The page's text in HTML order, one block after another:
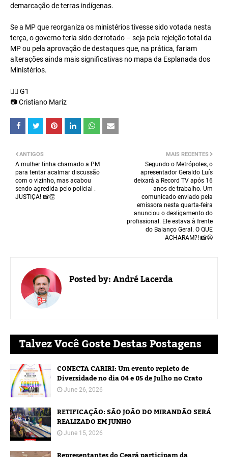
demarcação de terras indígenas.
Se a MP que reorganiza os ministérios tivesse sido votada nesta
terça, o governo teria sido derrotado – seja pela rejeição total da
MP ou pela aprovação de destaques que, na prática, fariam
alterações ainda mais significativas no mapa da Esplanada dos
Ministérios.
✍🏼 G1
📷 Cristiano Mariz
MAIS RECENTES
Segundo o Metrópoles, o
apresentador Geraldo Luís
deixará a Record TV após 16
anos de trabalho. Um
comunicado enviado pela
emissora nesta quarta-feira
anunciou o desligamento do
profissional. Ele estava à frente
do Balanço Geral. O QUE
ACHARAM?! 📸😬
ANTIGOS
A mulher tinha chamado a PM
para tentar acalmar discussão
com o vizinho, mas acabou
sendo agredida pelo policial .
JUSTIÇA! 📸👏
Posted by:André Lacerda
Talvez Você Goste Destas Postagens
CONECTA CARIRI: Um evento repleto de
Diversidade no dia 04 e 05 de Julho no Crato
June 26, 2026
RETIFICAÇÃO: SÃO JOÃO DO MIRANDÃO SERÁ
REALIZADO EM JUNHO
June 15, 2026